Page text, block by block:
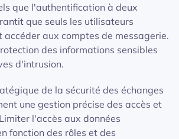
que l'authentification à deux
que seuls les utilisateurs
accéder aux comptes de messagerie.
des informations sensibles
d'intrusion.
de la sécurité des échanges
une gestion précise des accès et
l'accès aux données
fonction des rôles et des